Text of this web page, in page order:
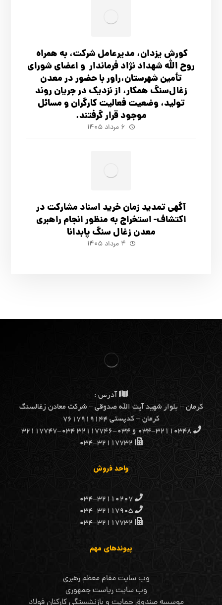
کورش یزدان، مدیرعامل شرکت، به همراه
روح الله شهداد نژاد فرماندار و اعضای شورای
تأ‌مین شهرستان،راور با حضور در معدن
زغال‌سنگ همکار، از نزدیک در جریان روند
تولید، وضعیت فعالیت کارگران و مسائل
موجود قرار گرفتند.
۶ مرداد ۱۴۰۵
آگهي تمدید زمان خرید اسناد مشارکت در
اکتشاف- استخراج به منظور انجام راهبری
معدن زغال سنگ پابدانا
۴ مرداد ۱۴۰۵
آدرس :
كرمان – بلوار شهيد آيت الله صدوقي – شركت معادن زغالسنگ
كرمان – کدپستی ۷۶۱۷۹۱۹۱۴۴
۰۳۴-۳۲۱۱۰۳۴۸ و ۰۳۴-۳۲۱۱۷۷۴۶ ۰۳۴-۳۲۱۱۷۷۴۷
واحد فروش
پیوندهای مهم
وب سایت مقام معظم رهبری
وب سایت ریاست جمهوری
موسسه صندوق حمایت و بازنشستگی کارکنان فولاد